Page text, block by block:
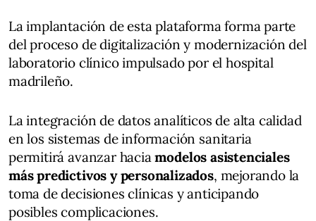
La implantación de esta plataforma forma parte
del proceso de digitalización y modernización del
laboratorio clínico impulsado por el hospital
madrileño.
La integración de datos analíticos de alta calidad
en los sistemas de información sanitaria
permitirá avanzar haciamodelos asistenciales
más predictivos y personalizados, mejorando la
toma de decisiones clínicas y anticipando
posibles complicaciones.